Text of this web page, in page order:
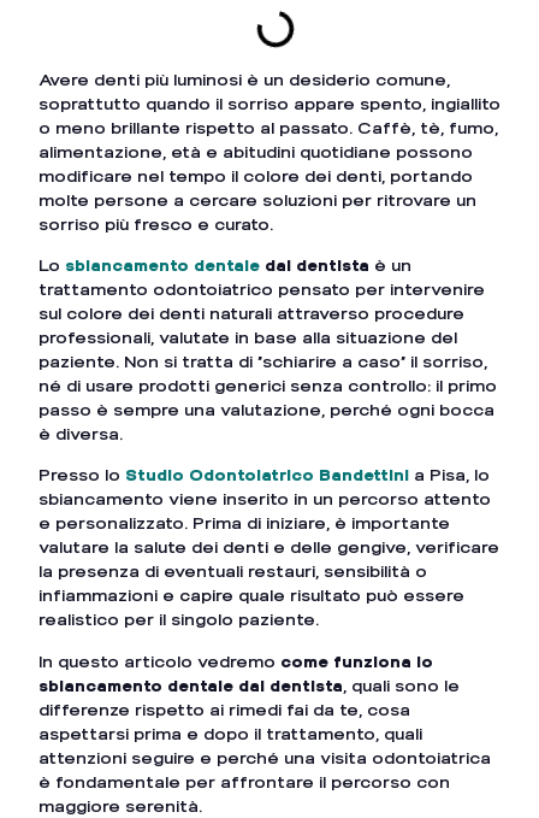
Avere denti più luminosi è un desiderio comune,
soprattutto quando il sorriso appare spento, ingiallito
o meno brillante rispetto al passato. Caffè, tè, fumo,
alimentazione, età e abitudini quotidiane possono
modificare nel tempo il colore dei denti, portando
molte persone a cercare soluzioni per ritrovare un
sorriso più fresco e curato.
Lo sbiancamento dentale dal dentista è un
trattamento odontoiatrico pensato per intervenire
sul colore dei denti naturali attraverso procedure
professionali, valutate in base alla situazione del
paziente. Non si tratta di “schiarire a caso” il sorriso,
né di usare prodotti generici senza controllo: il primo
passo è sempre una valutazione, perché ogni bocca
è diversa.
Presso lo Studio Odontoiatrico Bandettini a Pisa, lo
sbiancamento viene inserito in un percorso attento
e personalizzato. Prima di iniziare, è importante
valutare la salute dei denti e delle gengive, verificare
la presenza di eventuali restauri, sensibilità o
infiammazioni e capire quale risultato può essere
realistico per il singolo paziente.
In questo articolo vedremo come funziona lo
sbiancamento dentale dal dentista, quali sono le
differenze rispetto ai rimedi fai da te, cosa
aspettarsi prima e dopo il trattamento, quali
attenzioni seguire e perché una visita odontoiatrica
è fondamentale per affrontare il percorso con
maggiore serenità.